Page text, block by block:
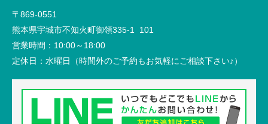
〒869-0551
熊本県宇城市不知火町御領335-1 101
営業時間： 10:00～18:00
定休日： 水曜日（時間外のご予約もお気軽にご相談下さい♪）